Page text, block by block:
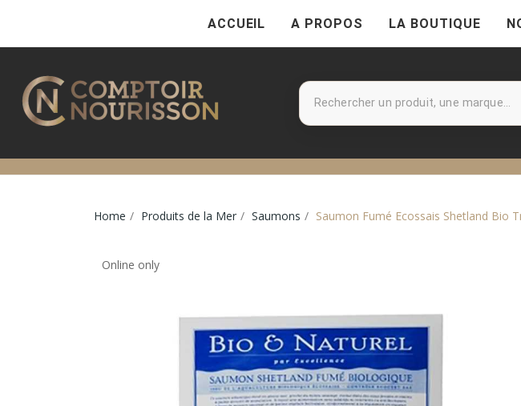
ACCUEIL A PROPOS LA BOUTIQUE
Home Produits de la Mer Saumons Saumon Fumé Ecossais Shetland Bio
Online only